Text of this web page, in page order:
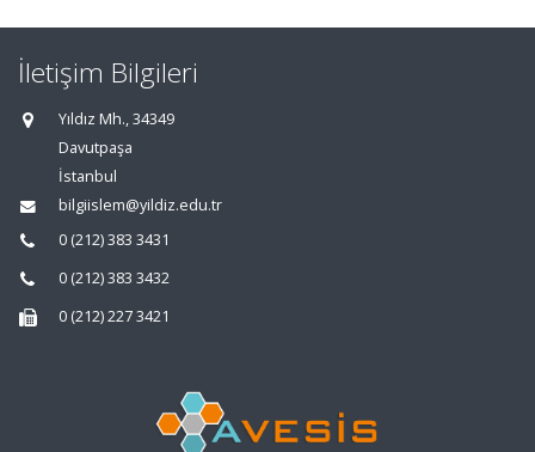
İletişim Bilgileri
Yıldız Mh., 34349
Davutpaşa
İstanbul
bilgiislem@yildiz.edu.tr
0 (212) 383 3431
0 (212) 383 3432
0 (212) 227 3421